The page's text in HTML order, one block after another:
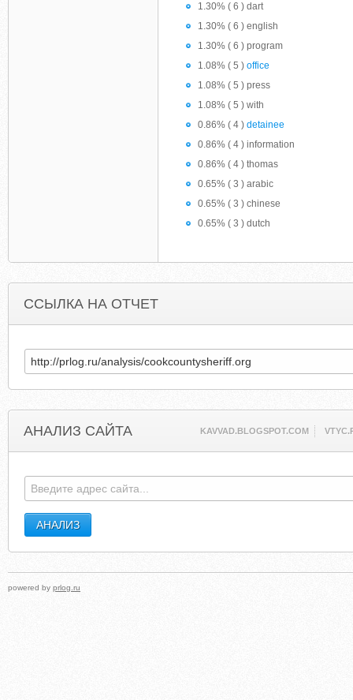
1.30% ( 6 ) dart
1.30% ( 6 ) english
1.30% ( 6 ) program
1.08% ( 5 ) office
1.08% ( 5 ) press
1.08% ( 5 ) with
0.86% ( 4 ) detainee
0.86% ( 4 ) information
0.86% ( 4 ) thomas
0.65% ( 3 ) arabic
0.65% ( 3 ) chinese
0.65% ( 3 ) dutch
ССЫЛКА НА ОТЧЕТ
АНАЛИЗ САЙТА KAVVAD.BLOGSPOT.COM
powered by prlog.ru